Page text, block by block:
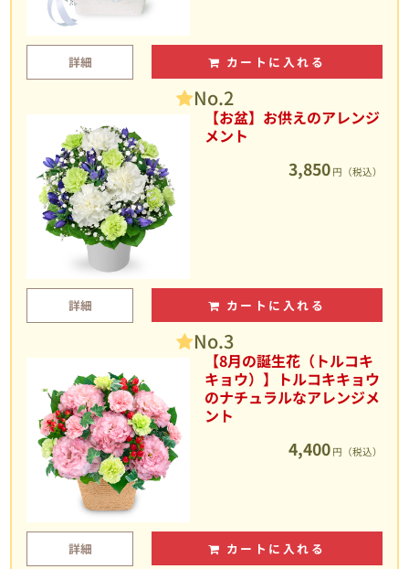
詳細 カートに入れる
No.2
【お盆】お供えのアレンジ
メント
3,850 円（税込）
詳細 カートに入れる
No.3
【8月の誕生花（トルコキ
キョウ）】トルコキキョウ
のナチュラルなアレンジメ
ント
4,400 円（税込）
詳細 カートに入れる